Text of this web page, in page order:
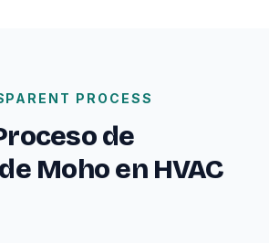
PROCESS
de
Moho en HVAC